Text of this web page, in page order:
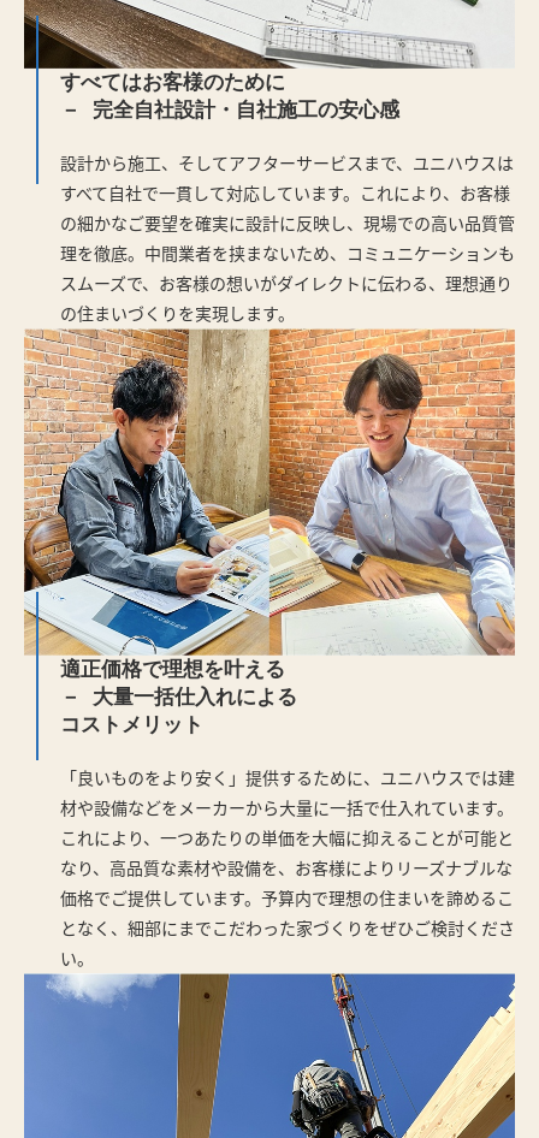
すべてはお客様のために
完全自社設計・自社施工の安心感
設計から施工、そしてアフターサービスまで、ユニハウスは
すべて自社で一貫して対応しています。これにより、お客様
の細かなご要望を確実に設計に反映し、現場での高い品質管
理を徹底。中間業者を挟まないため、コミュニケーションも
スムーズで、お客様の想いがダイレクトに伝わる、理想通り
の住まいづくりを実現します。
適正価格で理想を叶える
大量一括仕入れによる
コストメリット
「良いものをより安く」提供するために、ユニハウスでは建
材や設備などをメーカーから大量に一括で仕入れています。
これにより、一つあたりの単価を大幅に抑えることが可能と
なり、高品質な素材や設備を、お客様によりリーズナブルな
価格でご提供しています。予算内で理想の住まいを諦めるこ
となく、細部にまでこだわった家づくりをぜひご検討くださ
い。